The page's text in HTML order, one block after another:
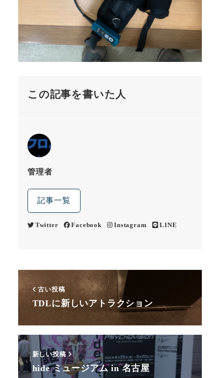
この記事を書いた人
管理者
記事一覧
Twitter Facebook Instagram LINE
古い投稿
TDLに新しいアトラクション
新しい投稿
hide ミュージアム in 名古屋